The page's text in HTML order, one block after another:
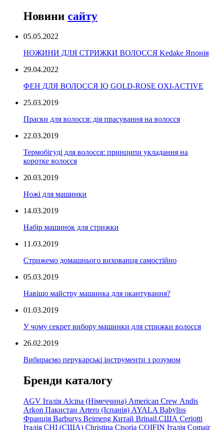
Новини сайту
05.05.2022
НОЖИНИ ДЛЯ СТРИЖКИ ВОЛОССЯ Kedake Японія
29.04.2022
ФЕН ДЛЯ ВОЛОССЯ IQ GOLD-ROSE OXI-ACTIVE
25.03.2019
Праски для волосся: дія прасування на волосся
22.03.2019
Термобігуді для волосся: принципи укладання на
коротке волосся
20.03.2019
Ножі для машинки
14.03.2019
Набір машинок для стрижки
11.03.2019
Стрижемо домашнього вихованця самостійно
05.03.2019
Навіщо майстру машинка для окантування?
01.03.2019
У чому секрет вибору машинки для стрижки волосся
26.02.2019
Вибираємо перукарські інструменти з розумом
Бренди каталогу
AGV Італія Alcina (Німеччина) American Crew Andis
Arkon Пакистан Artero (Іспанія) AYALA Babyliss
Франція Barburys Beimeng Китай Brinail.США Ceriotti
Італія CHI (США) Christina Cisoria COIFIN Італія Comair